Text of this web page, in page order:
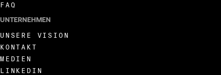
FAQ
UNTERNEHMEN
UNSERE VISION
KONTAKT
MEDIEN
LINKEDIN